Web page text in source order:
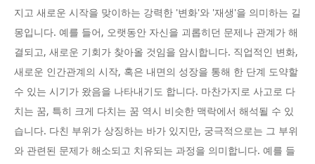
지고 새로운 시작을 맞이하는 강력한 '변화'와 '재생'을 의미하는 길
몽입니다. 예를 들어, 오랫동안 자신을 괴롭히던 문제나 관계가 해
결되고, 새로운 기회가 찾아올 것임을 암시합니다. 직업적인 변화,
새로운 인간관계의 시작, 혹은 내면의 성장을 통해 한 단계 도약할
수 있는 시기가 왔음을 나타내기도 합니다. 마찬가지로 사고로 다
치는 꿈, 특히 크게 다치는 꿈 역시 비슷한 맥락에서 해석될 수 있
습니다. 다친 부위가 상징하는 바가 있지만, 궁극적으로는 그 부위
와 관련된 문제가 해소되고 치유되는 과정을 의미합니다. 예를 들